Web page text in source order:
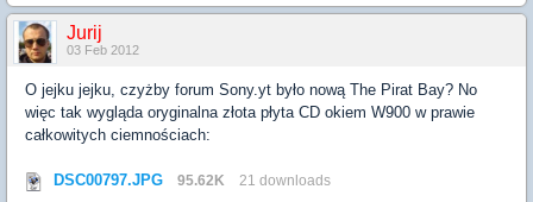
Jurij
03 Feb 2012
O jejku jejku, czyżby forum Sony.yt było nową The Pirat Bay? No
więc tak wygląda oryginalna złota płyta CD okiem W900 w prawie
całkowitych ciemnościach:
DSC00797.JPG 95.62K 21 downloads